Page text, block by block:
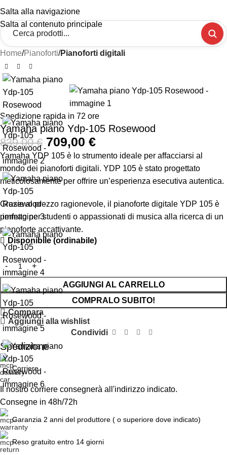
Salta alla navigazione
Salta al contenuto principale
Home Pianoforti Pianoforti digitali
Spedizione rapida in 72 ore
Yamaha piano Ydp-105 Rosewood
839,00€ 709,00 €
Yamaha YDP 105 è lo strumento ideale per affacciarsi al
mondo dei pianoforti digitali. YDP 105 è stato progettato
meticolosamente per offrire un’esperienza esecutiva autentica.
Grazie al prezzo ragionevole, il pianoforte digitale YDP 105 è
perfetto per studenti o appassionati di musica alla ricerca di un
pianoforte accattivante.
Disponibile (ordinabile)
AGGIUNGI AL CARRELLO
COMPRALO SUBITO!
Compara
Aggiungi alla wishlist
Condividi
Spedizione
Corriere
Il nostro corriere consegnerà all'indirizzo indicato.
Consegne in 48h/72h
Garanzia 2 anni del produttore ( o superiore dove indicato)
Reso gratuito entro 14 giorni